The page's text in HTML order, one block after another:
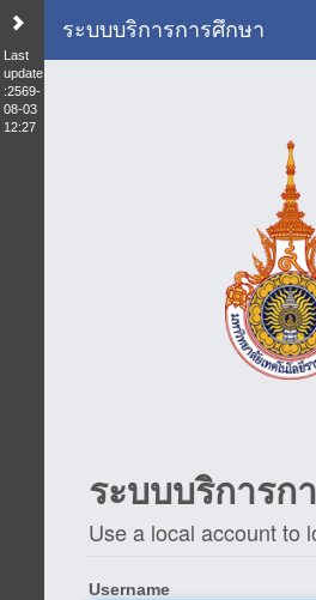
Last
update
:2569-
08-03
12:27
ระบบบริการการศึกษา
ระบบบริการก
Use a local account to
Username